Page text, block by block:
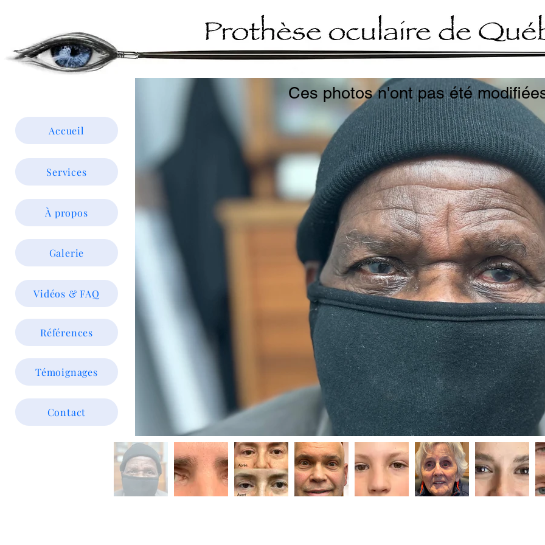
Ces photos n'ont pas été
Accueil
Services
Vidéos & FAQ
Témoignages
Contact
À propos
Galerie
Références